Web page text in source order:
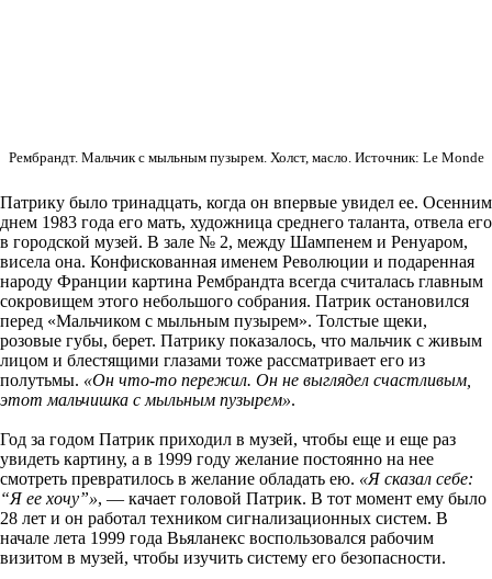
Рембрандт. Мальчик с мыльным пузырем. Холст, масло. Источник: Le Monde
Патрику было тринадцать, когда он впервые увидел ее. Осенним
днем 1983 года его мать, художница среднего таланта, отвела его
в городской музей. В зале № 2, между Шампенем и Ренуаром,
висела она. Конфискованная именем Революции и подаренная
народу Франции картина Рембрандта всегда считалась главным
сокровищем этого небольшого собрания. Патрик остановился
перед «Мальчиком с мыльным пузырем». Толстые щеки,
розовые губы, берет. Патрику показалось, что мальчик с живым
лицом и блестящими глазами тоже рассматривает его из
полутьмы. «Он что-то пережил. Он не выглядел счастливым,
этот мальчишка с мыльным пузырем».
Год за годом Патрик приходил в музей, чтобы еще и еще раз
увидеть картину, а в 1999 году желание постоянно на нее
смотреть превратилось в желание обладать ею. «Я сказал себе:
“Я ее хочу”», — качает головой Патрик. В тот момент ему было
28 лет и он работал техником сигнализационных систем. В
начале лета 1999 года Вьяланекс воспользовался рабочим
визитом в музей, чтобы изучить систему его безопасности.